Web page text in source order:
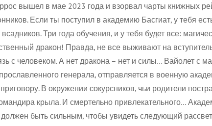
вышел в мае 2023 года и взорвал чарты книжных
Если ты поступил в академию Басгиат, у тебя
Три года обучения, и у тебя будет все:
дракон! Правда, не все выживают на
с человеком. А нет дракона – нет и силы… Вайолет с
генерала, отправляется в военную
В окружении сокурсников, чьи родители
крыла. И смертельно привлекательного…
должен быть сильным, чтобы увидеть следующий
Confirm
Are you 18 years old
No, I'm not